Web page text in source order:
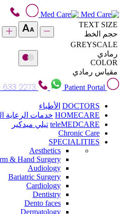
TEXT SIZE
حجم الخط
GREYSCALE
رمادي
COLOR
مقياس رمادي
Patient Portal
2273
DOCTORS الأطباء
HOMECARE خدمات الرعاية
teleMEDCARE تيلي ميدكير
Chronic Care
SPECIALITIES
Aesthetics
& Hand Surgery
Audiology
Bariatric Surgery
Cardiology
Dentistry
Dento faces
Dermatology